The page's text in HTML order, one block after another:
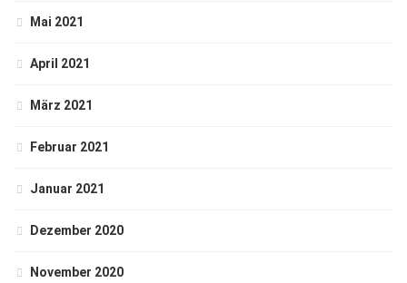
Mai 2021
April 2021
März 2021
Februar 2021
Januar 2021
Dezember 2020
November 2020